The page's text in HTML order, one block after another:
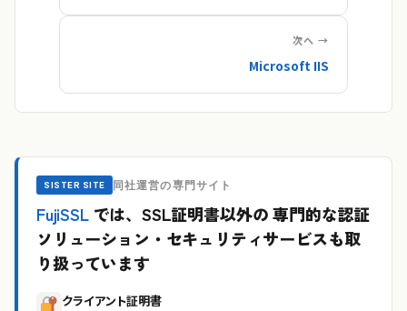
次へ →
Microsoft IIS
SISTER SITE 同社運営の専門サイト
FujiSSLでは、SSL証明書以外の専門的な認証
ソリューション・セキュリティサービスも取
り扱っています
クライアント証明書